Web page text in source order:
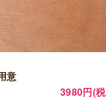
意
3980円(